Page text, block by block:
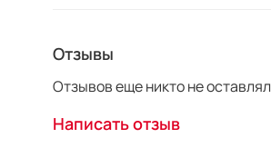
Отзывы
Отзывов еще никто не оставлял
Написать отзыв